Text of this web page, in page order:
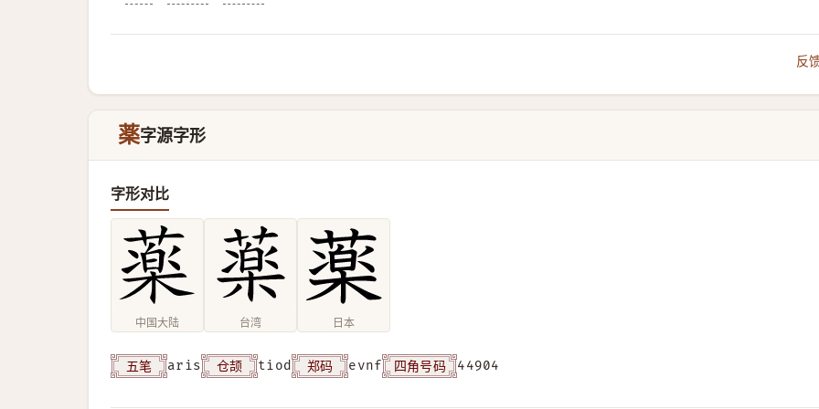
反
薬字源字形
字形对比
中国大陆 台湾 日本
五笔 aris 仓颉 tiod 郑码 evnf 四角号码 44904